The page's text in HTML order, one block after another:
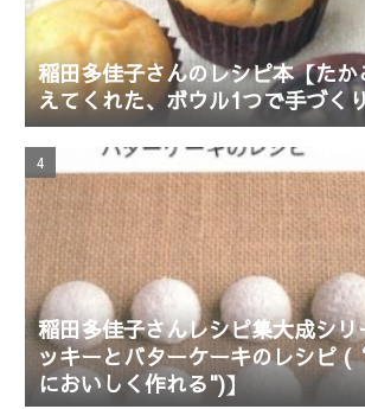
稲田多佳子さんのレシピ本【た
えてくれた、ボウル1つで手づく
稲田多佳子さんレシピ集大成シリ
ッキーとバターケーキのレシピ
においしく作れる")】